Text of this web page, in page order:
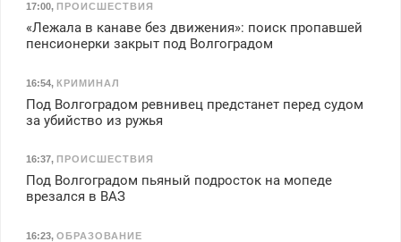
17:00, ПРОИСШЕСТВИЯ
«Лежала в канаве без движения»: поиск пропавшей
пенсионерки закрыт под Волгоградом
16:54, КРИМИНАЛ
Под Волгоградом ревнивец предстанет перед судом
за убийство из ружья
16:37, ПРОИСШЕСТВИЯ
Под Волгоградом пьяный подросток на мопеде
врезался в ВАЗ
16:23, ОБРАЗОВАНИЕ